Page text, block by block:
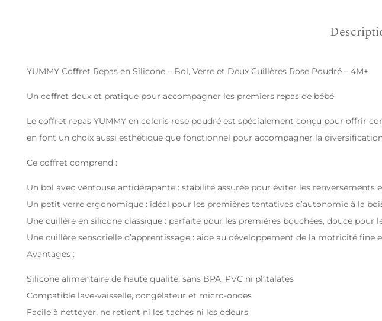
YUMMY Coffret Repas en Silicone – Bol, Verre et Deux Cuillères Rose Poudré – 4M+
Un coffret doux et pratique pour accompagner les premiers repas de bébé
Le coffret repas YUMMY en coloris rose poudré est spécialement conçu pour offrir
en font un choix aussi esthétique que fonctionnel pour accompagner la
Ce coffret comprend :
Un bol avec ventouse antidérapante : stabilité assurée pour éviter les renversements
Un petit verre ergonomique : idéal pour les premières tentatives d’autonomie à la
Une cuillère en silicone classique : parfaite pour les premières bouchées, douce pour
Une cuillère sensorielle d’apprentissage : aide au développement de la motricité fine
Avantages :
Silicone alimentaire de haute qualité, sans BPA, PVC ni phtalates
Compatible lave-vaisselle, congélateur et micro-ondes
Facile à nettoyer, ne retient ni les taches ni les odeurs